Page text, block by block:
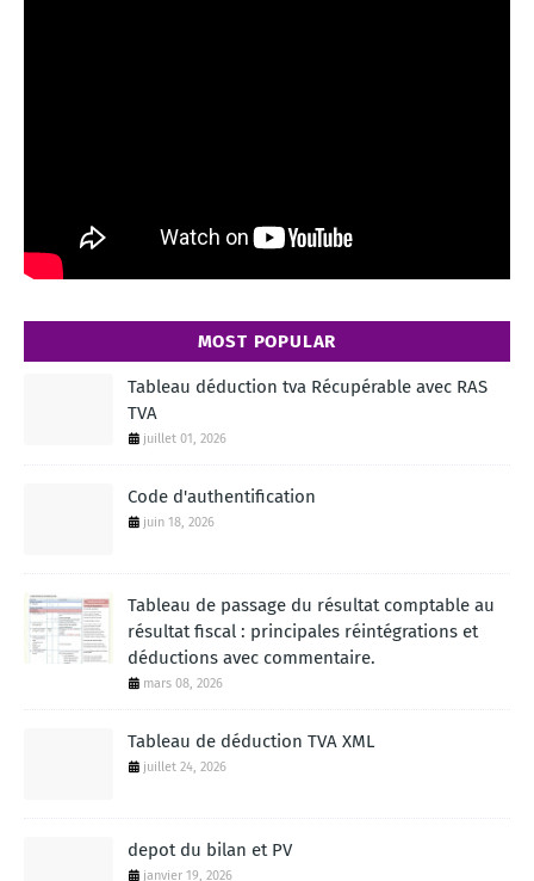
MOST POPULAR
Tableau déduction tva Récupérable avec RAS
TVA
juillet 01, 2026
Code d'authentification
juin 18, 2026
Tableau de passage du résultat comptable au
résultat fiscal : principales réintégrations et
déductions avec commentaire.
mars 08, 2026
Tableau de déduction TVA XML
juillet 24, 2026
depot du bilan et PV
janvier 19, 2026